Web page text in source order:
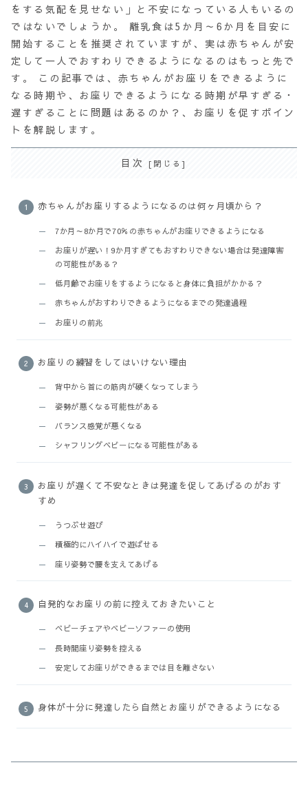
をする気配を見せない」 と不安になっている人もいるの
ではないでしょうか。 離乳食は5か月～6か月を目安に
開始することを推奨されていますが、実は赤ちゃんが安
定して一人でおすわりできるようになるのはもっと先で
す。 この記事では、赤ちゃんがお座りをできるように
なる時期や、お座りできるようになる時期が早すぎる・
遅すぎることに問題はあるのか？、お座りを促すポイン
トを解説します。
目次
赤ちゃんがお座りするようになるのは何ヶ月頃から？
7か月～8か月で70％の赤ちゃんがお座りできるようになる
お座りが遅い！9か月すぎてもおすわりできない場合は発達障害
の可能性がある？
低月齢でお座りをするようになると身体に負担がかかる？
赤ちゃんがおすわりできるようになるまでの発達過程
お座りの前兆
お座りの練習をしてはいけない理由
背中から首にの筋肉が硬くなってしまう
姿勢が悪くなる可能性がある
バランス感覚が悪くなる
シャフリングベビーになる可能性がある
お座りが遅くて不安なときは発達を促してあげるのがおす
すめ
うつぶせ遊び
積極的にハイハイで遊ばせる
座り姿勢で腰を支えてあげる
自発的なお座りの前に控えておきたいこと
ベビーチェアやベビーソファーの使用
長時間座り姿勢を控える
安定してお座りができるまでは目を離さない
身体が十分に発達したら自然とお座りができるようになる